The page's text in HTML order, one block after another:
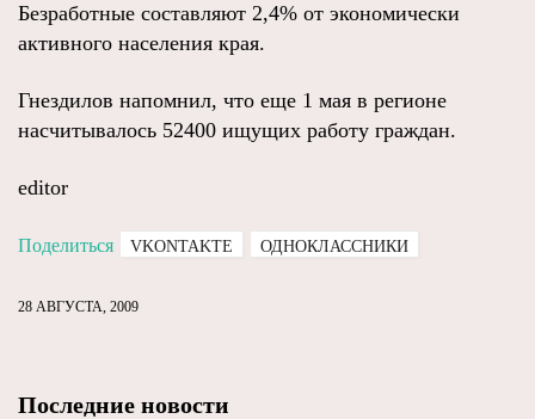
Безработные составляют 2,4% от экономически
активного населения края.
Гнездилов напомнил, что еще 1 мая в регионе
насчитывалось 52400 ищущих работу граждан.
editor
Поделиться VKONTAKTE ОДНОКЛАССНИКИ
28 АВГУСТА, 2009
Последние новости